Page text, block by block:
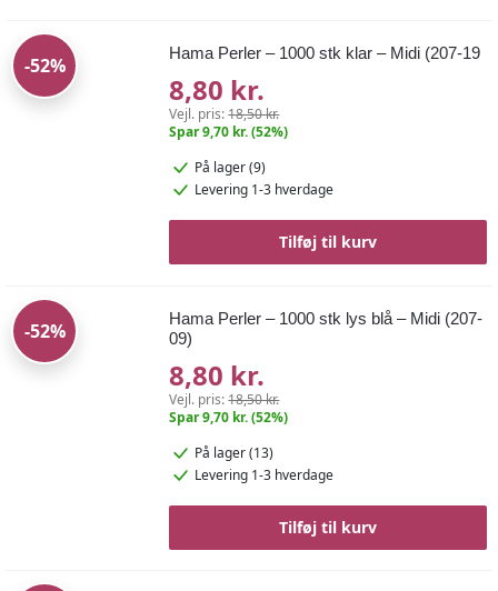
-52%
Hama Perler – 1000 stk klar – Midi (207-19
8,80 kr.
Vejl. pris:18,50 kr.
Spar 9,70 kr. (52%)
På lager (9)
Levering 1-3 hverdage
Tilføj til kurv
-52%
Hama Perler – 1000 stk lys blå – Midi (207-
09)
8,80 kr.
Vejl. pris:18,50 kr.
Spar 9,70 kr. (52%)
På lager (13)
Levering 1-3 hverdage
Tilføj til kurv